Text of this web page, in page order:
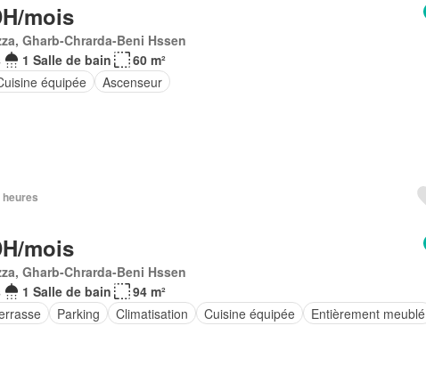
mois
Gharb-Chrarda-Beni Hssen
1 Salle de bain
60 m²
équipée Ascenseur
heures
mois
Gharb-Chrarda-Beni Hssen
1 Salle de bain
94 m²
Parking Climatisation Cuisine équipée Entièrement meublé